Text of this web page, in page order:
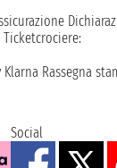
Ticketcrociere:
Klarna Rassegna
Social